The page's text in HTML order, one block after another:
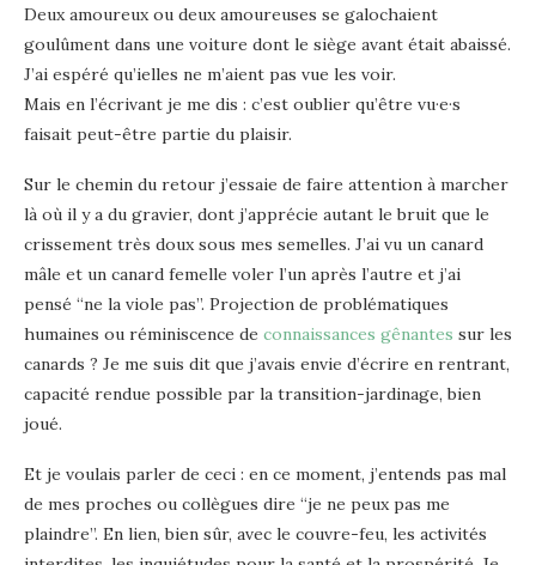
Deux amoureux ou deux amoureuses se galochaient
goulûment dans une voiture dont le siège avant était abaissé.
J’ai espéré qu’ielles ne m’aient pas vue les voir.
Mais en l’écrivant je me dis : c’est oublier qu’être vu·e·s
faisait peut-être partie du plaisir.
Sur le chemin du retour j’essaie de faire attention à marcher
là où il y a du gravier, dont j’apprécie autant le bruit que le
crissement très doux sous mes semelles. J’ai vu un canard
mâle et un canard femelle voler l’un après l’autre et j’ai
pensé “ne la viole pas”. Projection de problématiques
humaines ou réminiscence de connaissances gênantes sur les
canards ? Je me suis dit que j’avais envie d’écrire en rentrant,
capacité rendue possible par la transition-jardinage, bien
joué.
Et je voulais parler de ceci : en ce moment, j’entends pas mal
de mes proches ou collègues dire “je ne peux pas me
plaindre”. En lien, bien sûr, avec le couvre-feu, les activités